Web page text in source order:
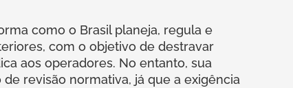
como o Brasil planeja, regula e
com o objetivo de destravar
aos operadores. No entanto, sua
revisão normativa, já que a exigência